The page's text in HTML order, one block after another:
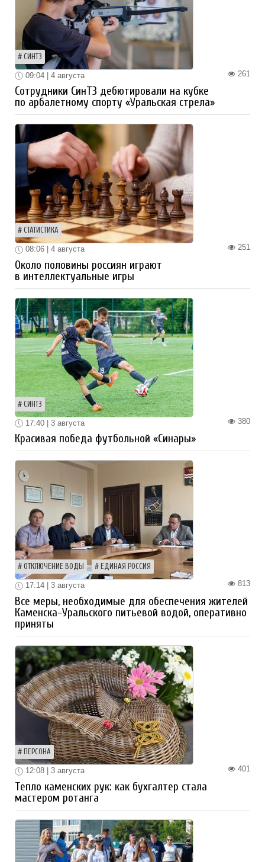
СИНТЗ
261
09:04 | 4 августа
Сотрудники СинТЗ дебютировали на кубке
по арбалетному спорту «Уральская стрела»
СТАТИСТИКА
251
08:06 | 4 августа
Около половины россиян играют
в интеллектуальные игры
СИНТЗ
380
17:40 | 3 августа
Красивая победа футбольной «Синары»
ОТКЛЮЧЕНИЕ ВОДЫ ЕДИНАЯ РОССИЯ
813
17:14 | 3 августа
Все меры, необходимые для обеспечения жителей
Каменска-Уральского питьевой водой, оперативно
приняты
ПЕРСОНА
401
12:08 | 3 августа
Тепло каменских рук: как бухгалтер стала
мастером ротанга